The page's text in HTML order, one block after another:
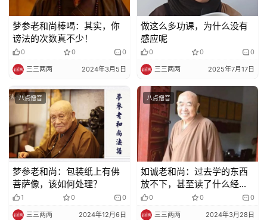
梦参老和尚棒喝：其实，你
谤法的次数真不少！
0 0 0
三三两两 2024年3月5日
做这么多功课，为什么没有
感应呢
0 0 0
三三两两 2025年7月17日
八点僧音
梦参老和尚：包装纸上有佛
菩萨像，该如何处理？
1 0 0
三三两两 2024年12月6日
八点僧音
如诚老和尚：过去学的东西
放不下，甚至读了什么经放
不下，都是用功的一大所知
障
0 0 0
三三两两 2024年3月28日